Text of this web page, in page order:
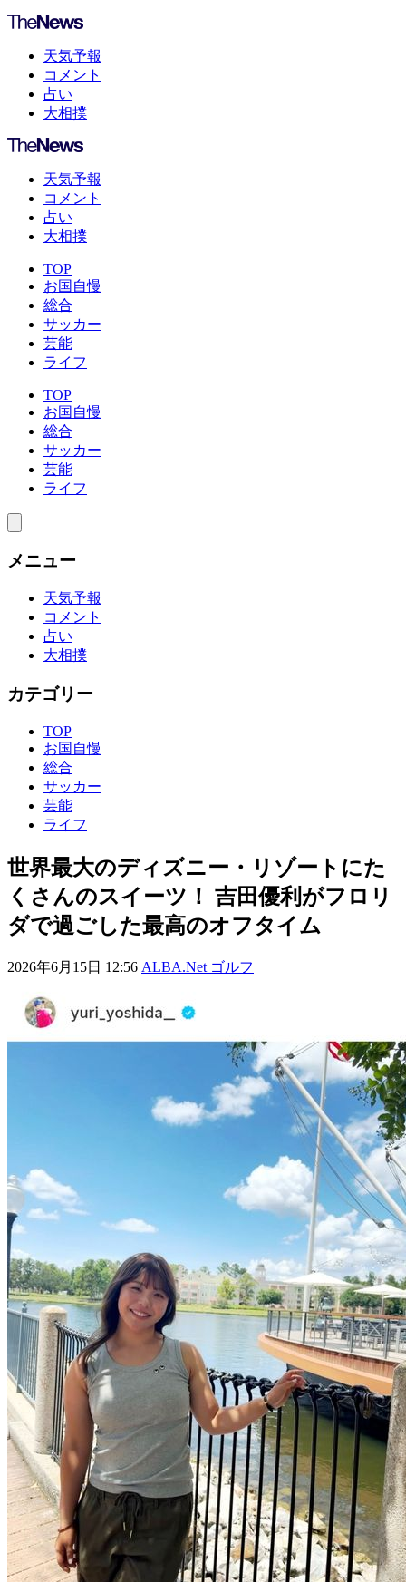
天気予報
コメント
占い
大相撲
天気予報
コメント
占い
大相撲
TOP
お国自慢
総合
サッカー
芸能
ライフ
TOP
お国自慢
総合
サッカー
芸能
ライフ
メニュー
天気予報
コメント
占い
大相撲
カテゴリー
TOP
お国自慢
総合
サッカー
芸能
ライフ
世界最大のディズニー・リゾートにた
くさんのスイーツ！ 吉田優利がフロリ
ダで過ごした最高のオフタイム
2026年6月15日 12:56 ALBA.Net ゴルフ